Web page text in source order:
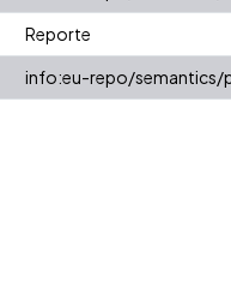
Reporte
info:eu-repo/semantics/